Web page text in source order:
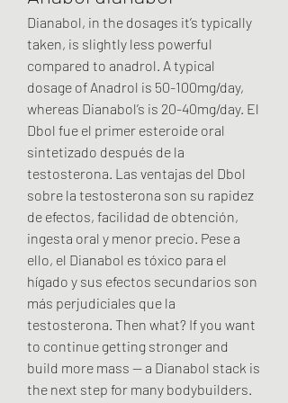
Dianabol, in the dosages it’s typically
taken, is slightly less powerful
compared to anadrol. A typical
dosage of Anadrol is 50-100mg/day,
whereas Dianabol’s is 20-40mg/day. El
Dbol fue el primer esteroide oral
sintetizado después de la
testosterona. Las ventajas del Dbol
sobre la testosterona son su rapidez
de efectos, facilidad de obtención,
ingesta oral y menor precio. Pese a
ello, el Dianabol es tóxico para el
hígado y sus efectos secundarios son
más perjudiciales que la
testosterona. Then what? If you want
to continue getting stronger and
build more mass — a Dianabol stack is
the next step for many bodybuilders.